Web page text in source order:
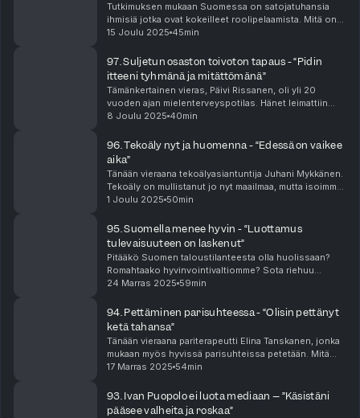
Tutkimuksen mukaan Suomessa on satojatuhansia
ihmisiä jotka ovat kokeilleet roolipelaamista. Mitä on
pöytäroolipelaaminen? Kenelle se sopii ja missä sitä
15 Joulu 2025 45min
97. Suljetun osaston toivoton tapaus - “Pidin
itteeni tyhmänä ja mitättömänä”
Tämänkertainen vieras, Päivi Rissanen, oli yli 20
vuoden ajan mielenterveyspotilas. Hänet leimattiin
toivottomaksi tapaukseksi. Nyt Päivillä on työn alla jo
8 Joulu 2025 40min
96. Tekoäly nyt ja huomenna - “Edessä on vaikee
aika”
Tänään vieraana tekoälyasiantuntija Juhani Mykkänen.
Tekoäly on mullistanut jo nyt maailmaa, mutta isoimmat
muutokset ovat vasta nurkan takana. Johtaako tekoäly
1 Joulu 2025 50min
95. Suomella menee hyvin - “Luottamus
tulevaisuuteen on laskenut”
Pitääkö Suomen taloustilanteesta olla huolissaan?
Romahtaako hyvinvointivaltiomme? Sota riehuu
Euroopassa. Onko Suomi vielä turvallinen maa asua?
24 Marras 2025 59min
94. Pettäminen parisuhteessa - “Olisin pettänyt
ketä tahansa”
Tänään vieraana pariterapeutti Elina Tanskanen, jonka
mukaan myös hyvissä parisuhteissa petetään. Mitä
syitä löytyy pettämisen takaa? Pitäisikö pettämisestä
17 Marras 2025 54min
93. Ivan Puopolo ei luota mediaan – ”Käsistäni
pääsee valheita ja roskaa”